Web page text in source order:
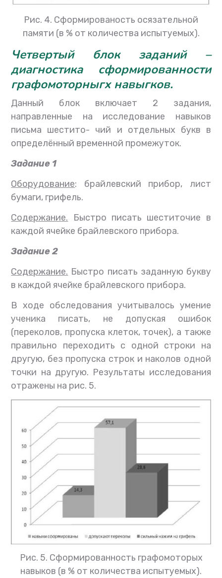
Рис. 4. Сформированость осязательной
памяти (в % от количества испытуемых).
Четвертый блок заданий –
диагностика сформированности
графомоторныгх навыгков.
Данный блок включает 2 задания,
направленные на исследование навыков
письма шестито- чий и отдельных букв в
определённый временной промежуток.
Задание 1
Оборудование: брайлевский прибор, лист
бумаги, грифель.
Содержание. Быстро писать шеститочие в
каждой ячейке брайлевского прибора.
Задание 2
Содержание. Быстро писать заданную букву
в каждой ячейке брайлевского прибора.
В ходе обследования учитывалось умение
ученика писать, не допуская ошибок
(переколов, пропуска клеток, точек), а также
правильно переходить с одной строки на
другую, без пропуска строк и наколов одной
точки на другую. Результаты исследования
отражены на рис. 5.
Рис. 5. Сформированность графомоторых
навыков (в % от количества испытуемых).